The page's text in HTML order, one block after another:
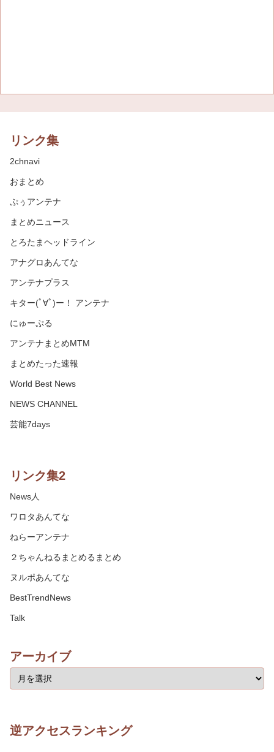
リンク集
2chnavi
おまとめ
ぷぅアンテナ
まとめニュース
とろたまヘッドライン
アナグロあんてな
アンテナプラス
キター(ﾟ∀ﾟ)ー！ アンテナ
にゅーぷる
アンテナまとめMTM
まとめたった速報
World Best News
NEWS CHANNEL
芸能7days
リンク集2
News人
ワロタあんてな
ねらーアンテナ
２ちゃんねるまとめるまとめ
ヌルポあんてな
BestTrendNews
Talk
アーカイブ
逆アクセスランキング